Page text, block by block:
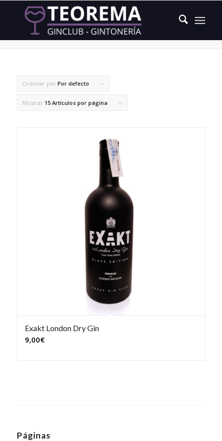
pilel de naranja
Ordenar por Por defecto
Mostrar 15 Artículos por página
Exakt London Dry Gin
9,00€
Páginas